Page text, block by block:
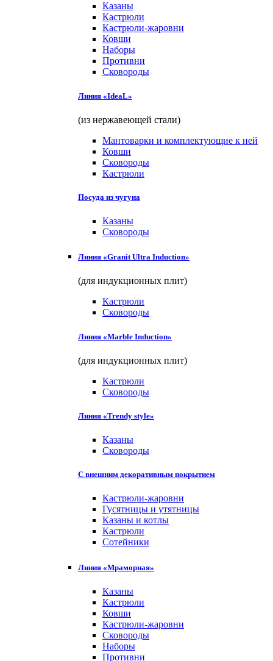
Казаны
Кастрюли
Кастрюли-жаровни
Ковши
Наборы
Противни
Сковороды
Линия «IdeaL»
(из нержавеющей стали)
Мантоварки и комплектующие к ней
Ковши
Сковороды
Кастрюли
Посуда из чугуна
Казаны
Сковороды
Линия «Granit Ultra Induction»
(для индукционных плит)
Кастрюли
Сковороды
Линия «Marble Induction»
(для индукционных плит)
Кастрюли
Сковороды
Линия «Trendy style»
Казаны
Сковороды
С внешним декоративным покрытием
Кастрюли-жаровни
Гусятницы и утятницы
Казаны и котлы
Кастрюли
Сотейники
Линия «Мраморная»
Казаны
Кастрюли
Ковши
Кастрюли-жаровни
Сковороды
Наборы
Противни